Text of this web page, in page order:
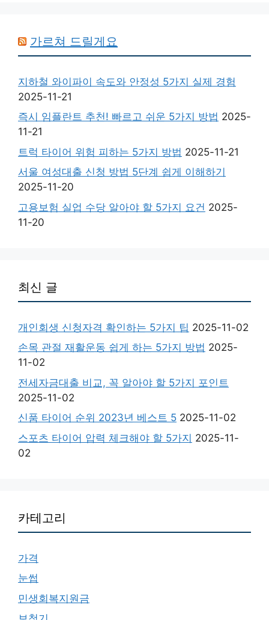
가르쳐 드릴게요
지하철 와이파이 속도와 안정성 5가지 실제 경험
2025-11-21
즉시 임플란트 추천! 빠르고 쉬운 5가지 방법 2025-
11-21
트럭 타이어 위험 피하는 5가지 방법 2025-11-21
서울 여성대출 신청 방법 5단계 쉽게 이해하기
2025-11-20
고용보험 실업 수당 알아야 할 5가지 요건 2025-
11-20
최신 글
개인회생 신청자격 확인하는 5가지 팁 2025-11-02
손목 관절 재활운동 쉽게 하는 5가지 방법 2025-
11-02
전세자금대출 비교, 꼭 알아야 할 5가지 포인트
2025-11-02
신품 타이어 순위 2023년 베스트 5 2025-11-02
스포츠 타이어 압력 체크해야 할 5가지 2025-11-
02
카테고리
가격
눈썹
민생회복지원금